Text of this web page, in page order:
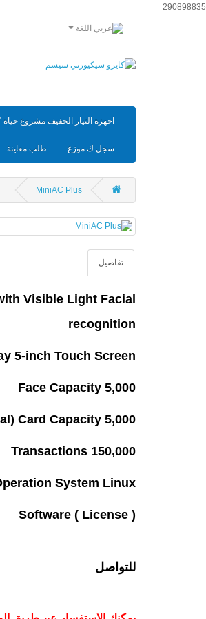
290898835
اللغة
اجهزة التيار الخفيف مشروع حياة
سجل ك موزع طلب معاينة
MiniAC Plus
تفاصيل
Visible Light Facial
recognition
5-inch Touch Screen
Face Capacity 5,000
Card Capacity 5,000
Transactions 150,000
System Linux
Software ( License )
للتواصل